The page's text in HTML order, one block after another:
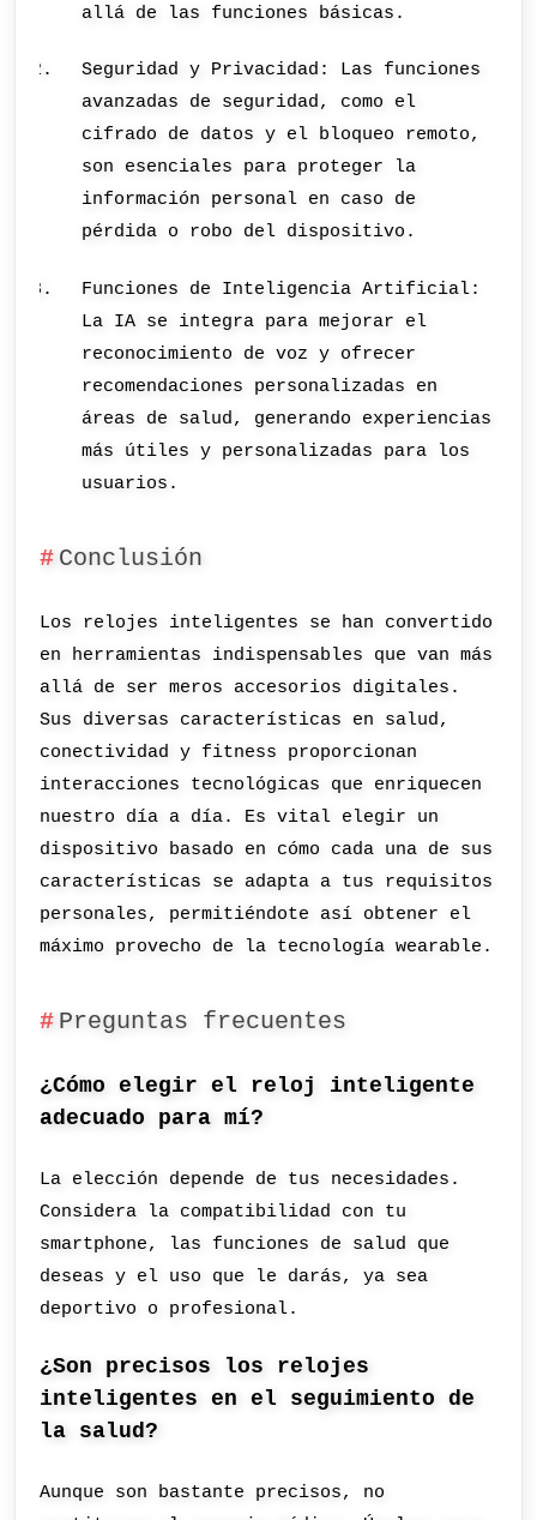
allá de las funciones básicas.
Seguridad y Privacidad: Las funciones
avanzadas de seguridad, como el
cifrado de datos y el bloqueo remoto,
son esenciales para proteger la
información personal en caso de
pérdida o robo del dispositivo.
Funciones de Inteligencia Artificial:
La IA se integra para mejorar el
reconocimiento de voz y ofrecer
recomendaciones personalizadas en
áreas de salud, generando experiencias
más útiles y personalizadas para los
usuarios.
Conclusión
Los relojes inteligentes se han convertido
en herramientas indispensables que van más
allá de ser meros accesorios digitales.
Sus diversas características en salud,
conectividad y fitness proporcionan
interacciones tecnológicas que enriquecen
nuestro día a día. Es vital elegir un
dispositivo basado en cómo cada una de sus
características se adapta a tus requisitos
personales, permitiéndote así obtener el
máximo provecho de la tecnología wearable.
Preguntas frecuentes
¿Cómo elegir el reloj inteligente
adecuado para mí?
La elección depende de tus necesidades.
Considera la compatibilidad con tu
smartphone, las funciones de salud que
deseas y el uso que le darás, ya sea
deportivo o profesional.
¿Son precisos los relojes
inteligentes en el seguimiento de
la salud?
Aunque son bastante precisos, no